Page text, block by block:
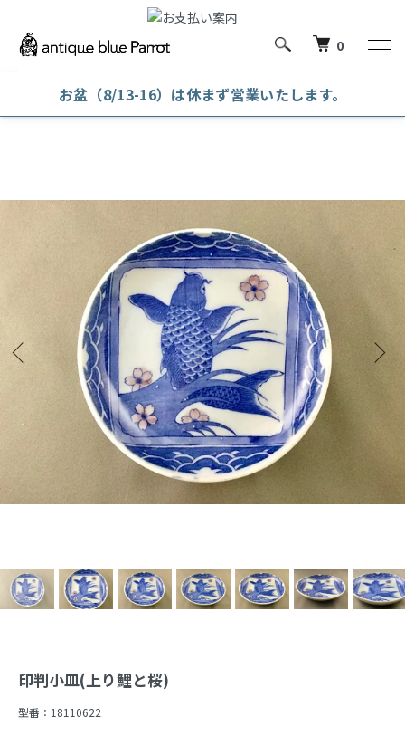
0
お盆（8/13-16）は休まず営業いたします。
和陶磁器 豆皿・小皿 (～16cm)
印判小皿(上り鯉と桜)
型番： 18110622